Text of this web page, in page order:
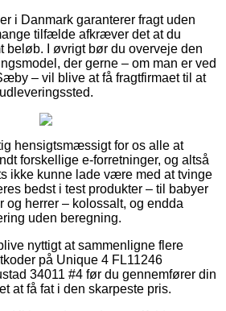
i Danmark garanterer fragt uden
tilfælde afkræver det at du
beløb. I øvrigt bør du overveje den
der gerne – om man er ved
– vil blive at få fragtfirmaet til at
hensigtsmæssigt for os alle at
forskellige e-forretninger, og altså
ikke kunne lade være med at tvinge
bedst i test produkter – til babyer
og herrer – kolossalt, og endda
uden beregning.
nyttigt at sammenligne flere
på Unique 4 FL11246
34011 #4 før du gennemfører din
at få fat i den skarpeste pris.